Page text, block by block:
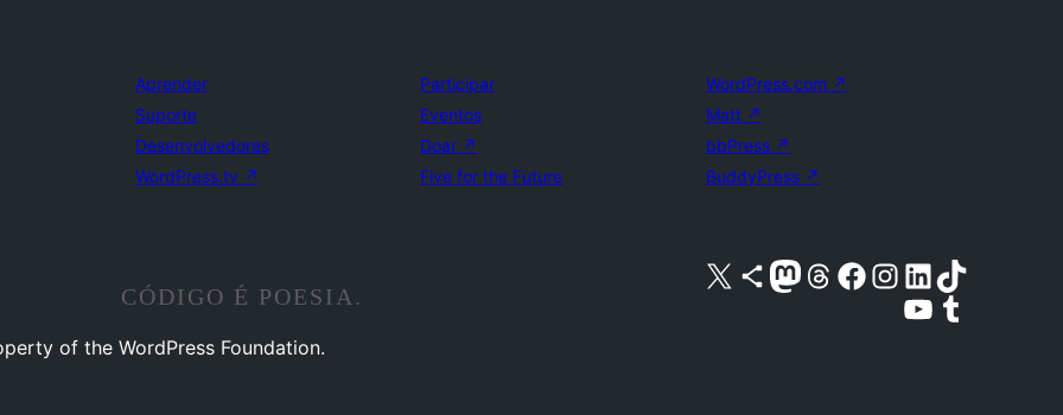
Aprender
Suporte
Desenvolvedores
WordPress.tv ↗
Participar
Eventos
Doar ↗
Five for the Future
WordPress.com ↗
Matt ↗
bbPress ↗
BuddyPress ↗
Acessar nossa conta do X (antigo Twitter)
Acessar nossa conta do Bluesky
Acessar nossa conta do Mastodon
Acessar nossa conta do Threads
Acessar nossa página do Facebook
Acessar nossa conta do Instagram
Acessar nossa conta do LinkedIn
Acessar nossa conta do TikTok
Acessar nosso canal do YouTube
Acessar nossa conta no Tumblr
CÓDIGO É POESIA.
of the WordPress Foundation.